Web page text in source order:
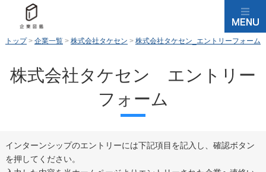
トップ > 企業一覧 > 株式会社タケセン > 株式会社タケセン_エントリーフォーム
株式会社タケセン エントリー
フォーム
インターンシップのエントリーには下記項目を記入し、確認ボタン
を押してください。